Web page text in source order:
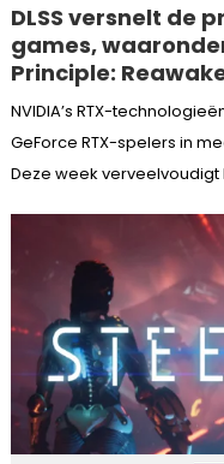
DLSS versnelt de
games,
Principle:
NVIDIA’s RTX-
GeForce RTX-spelers in
Deze week verveelvoudigt